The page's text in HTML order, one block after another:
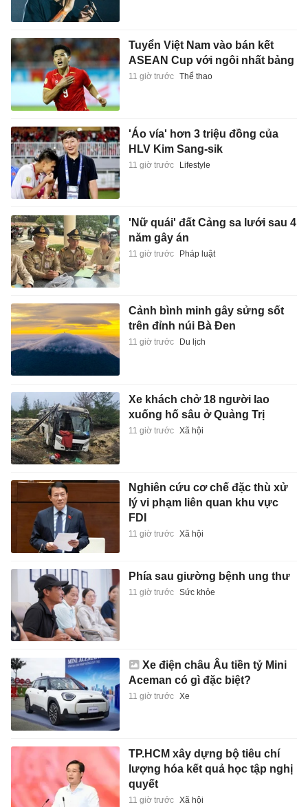
Tuyển Việt Nam vào bán kết
ASEAN Cup với ngôi nhất bảng
11 giờ trước Thể thao
'Áo vía' hơn 3 triệu đồng của
HLV Kim Sang-sik
11 giờ trước Lifestyle
'Nữ quái' đất Cảng sa lưới sau 4
năm gây án
11 giờ trước Pháp luật
Cảnh bình minh gây sửng sốt
trên đỉnh núi Bà Đen
11 giờ trước Du lịch
Xe khách chở 18 người lao
xuống hố sâu ở Quảng Trị
11 giờ trước Xã hội
Nghiên cứu cơ chế đặc thù xử
lý vi phạm liên quan khu vực
FDI
11 giờ trước Xã hội
Phía sau giường bệnh ung thư
11 giờ trước Sức khỏe
Xe điện châu Âu tiền tỷ Mini
Aceman có gì đặc biệt?
11 giờ trước Xe
TP.HCM xây dựng bộ tiêu chí
lượng hóa kết quả học tập nghị
quyết
11 giờ trước Xã hội